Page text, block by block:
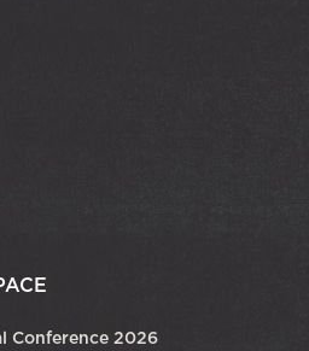
Conference 2026